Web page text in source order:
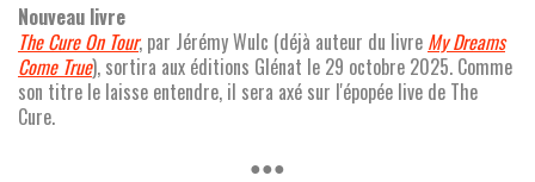
Nouveau livre
The Cure On Tour, par Jérémy Wulc (déjà auteur du livre My Dreams
Come True), sortira aux éditions Glénat le 29 octobre 2025. Comme
son titre le laisse entendre, il sera axé sur l'épopée live de The
Cure.
●●●